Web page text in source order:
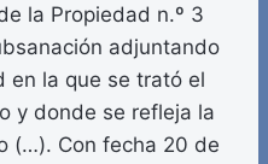
la Propiedad n.º 3
adjuntando
en la que se trató el
y donde se refleja la
(…). Con fecha 20 de